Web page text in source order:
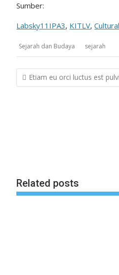
Sumber:
Labsky11IPA3, KITLV,
Sejarah dan Budaya sejarah
Post
navigation
Etiam eu orci luctus est
Related posts